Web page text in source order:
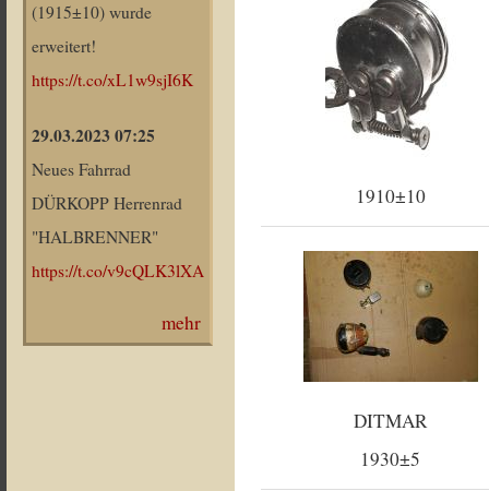
(1915±10) wurde
erweitert!
https://t.co/xL1w9sjI6K
29.03.2023 07:25
Neues Fahrrad
DÜRKOPP Herrenrad
"HALBRENNER"
https://t.co/v9cQLK3lXA
mehr
1910±10
DITMAR
1930±5